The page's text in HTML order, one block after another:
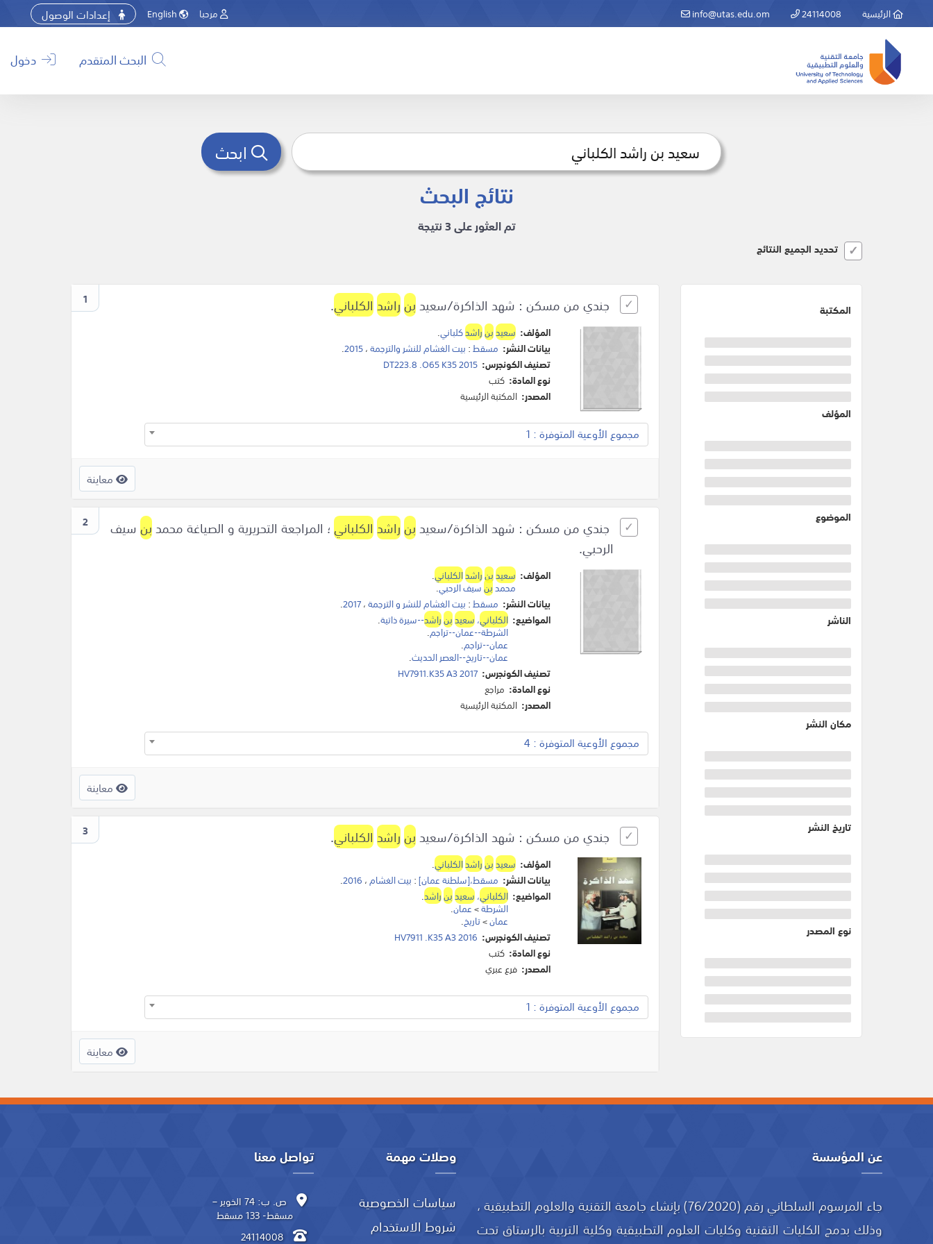
الرئيسية 24114008
info@utas.edu.om إعدادات الوصول مرحبا
البحث المتقدم دخول
نتائج البحث
تم العثور على 3 نتيجة
تحديد الجميع النتائج
المكتبة
المؤلف
الموضوع
الناشر
مكان النشر
تاريخ النشر
نوع المصدر
1 جندي من مسكن : شهد الذاكرة/سعيدبنراشدالكلباني.
المؤلف: سعيدبنراشدكلباني.
بيانات النشر: مسقط: بيت الغشام للنشر والترجمة،2015
.
تصنيف الكونجرس: DT223.8 .O65 K35 2015
نوع المادة: كتب
المصدر: المكتبة الرئيسية
مجموع الأوعية المتوفرة : 1
معاينة
2 جندي من مسكن : شهد الذاكرة/سعيدبنراشدالكلباني؛ المراجعة التحريرية و الصياغة محمدبنسيف
الرحبي.
المؤلف: سعيدبنراشدالكلباني.
محمدبنسيف الرحبي.
بيانات النشر: مسقط: بيت الغشام للنشر و الترجمة،2017
.
المواضيع: الكلباني،سعيدبنراشد--سيرة ذاتية.
الشرطة--عمان--تراجم.
عمان--تراجم.
عمان--تاريخ--العصر الحديث.
تصنيف الكونجرس: HV7911.K35 A3 2017
نوع المادة: مراجع
المصدر: المكتبة الرئيسية
مجموع الأوعية المتوفرة : 4
معاينة
3 جندي من مسكن : شهد الذاكرة/سعيدبنراشدالكلباني.
المؤلف: سعيدبنراشدالكلباني.
بيانات النشر: مسقط،[سلطنة عمان]: بيت الغشام، 2016
.
المواضيع: الكلباني،سعيدبنراشد.
الشرطة>عمان.
عمان>تاريخ.
تصنيف الكونجرس: HV7911 .K35 A3 2016
نوع المادة: كتب
المصدر: فرع عبري
مجموع الأوعية المتوفرة : 1
معاينة
عن المؤسسة
جاء المرسوم السلطاني رقم (76/2020) بإنشاء جامعة التقنية والعلوم التطبيقية ،
وذلك بدمج الكليات التقنية وكليات العلوم التطبيقية وكلية التربية بالرستاق تحت
وصلات مهمة
سياسات الخصوصية
شروط الاستخدام
تواصل معنا
ص. ب: 74 الخوير –
مسقط- 133 مسقط
24114008